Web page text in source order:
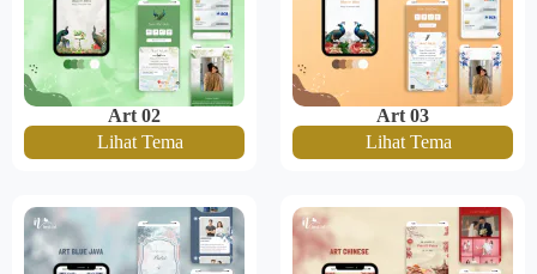
Art 02
Lihat Tema
Art 03
Lihat Tema